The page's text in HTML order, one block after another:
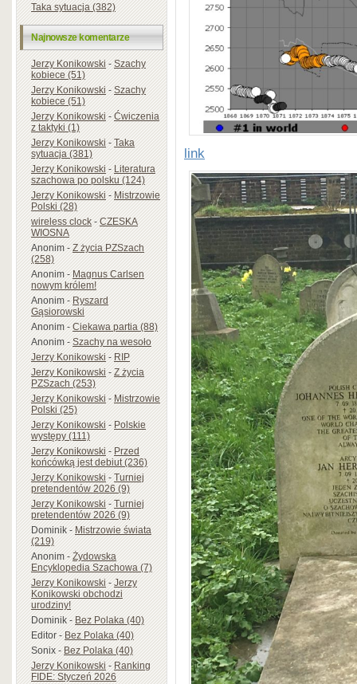
Taka sytuacja (382)
Najnowsze komentarze
Jerzy Konikowski-Szachy
kobiece (51)
Jerzy Konikowski-Szachy
kobiece (51)
Jerzy Konikowski-Ćwiczenia
z taktyki (1)
Jerzy Konikowski-Taka
sytuacja (381)
Jerzy Konikowski-Literatura
szachowa po polsku (124)
Jerzy Konikowski-Mistrzowie
Polski (28)
wireless clock-CZESKA
WIOSNA
Anonim-Z życia PZSzach
(258)
Anonim-Magnus Carlsen
nowym królem!
Anonim-Ryszard
Gąsiorowski
Anonim-Ciekawa partia (88)
Anonim-Szachy na wesoło
Jerzy Konikowski-RIP
Jerzy Konikowski-Z życia
PZSzach (253)
Jerzy Konikowski-Mistrzowie
Polski (25)
Jerzy Konikowski-Polskie
występy (111)
Jerzy Konikowski-Przed
końcówką jest debiut (236)
Jerzy Konikowski-Turniej
pretendentów 2026 (9)
Jerzy Konikowski-Turniej
pretendentów 2026 (9)
Dominik-Mistrzowie świata
(219)
Anonim-Żydowska
Encyklopedia Szachowa (7)
Jerzy Konikowski-Jerzy
Konikowski obchodzi
urodziny!
Dominik-Bez Polaka (40)
Editor-Bez Polaka (40)
Sonix-Bez Polaka (40)
Jerzy Konikowski-Ranking
FIDE: Styczeń 2026
link